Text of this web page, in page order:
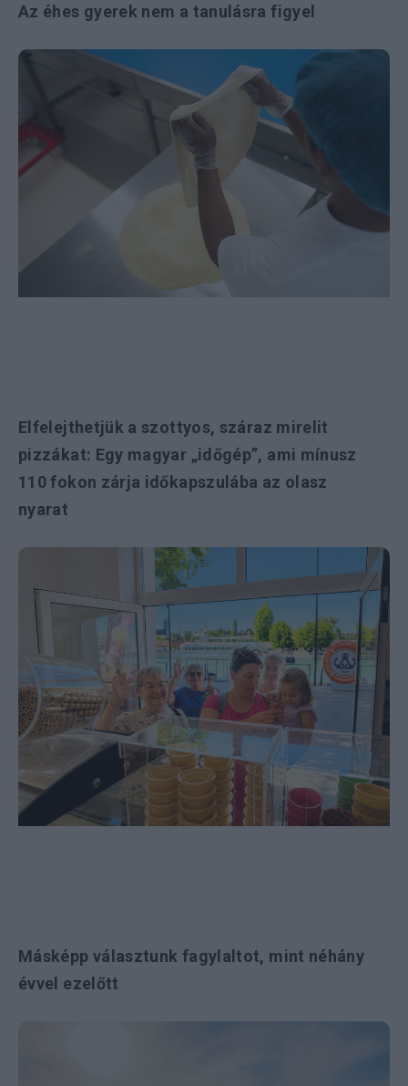
Az éhes gyerek nem a tanulásra figyel
Elfelejthetjük a szottyos, száraz mirelit
pizzákat: Egy magyar „időgép”, ami mínusz
110 fokon zárja időkapszulába az olasz
nyarat
Másképp választunk fagylaltot, mint néhány
évvel ezelőtt